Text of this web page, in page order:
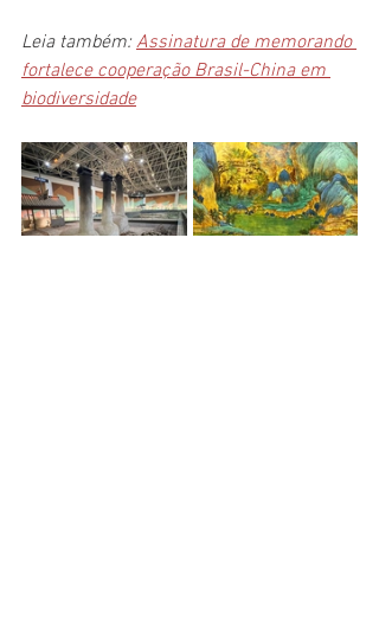
Leia também: Assinatura de memorando
fortalece cooperação Brasil-China em
biodiversidade